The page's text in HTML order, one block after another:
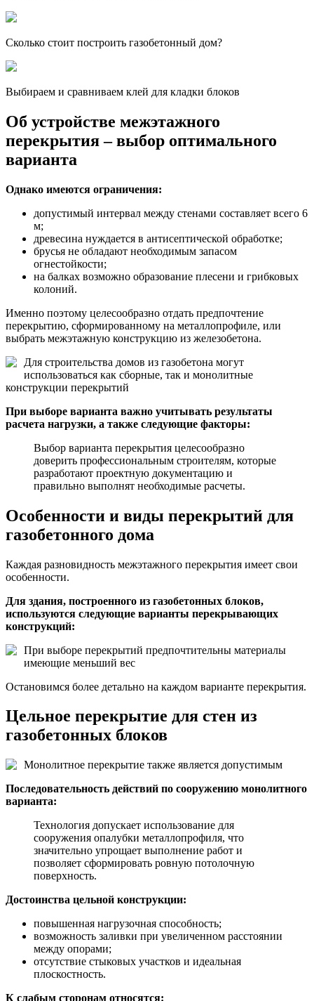
Сколько стоит построить газобетонный дом?
Выбираем и сравниваем клей для кладки блоков
Об устройстве межэтажного
перекрытия – выбор оптимального
варианта
Однако имеются ограничения:
допустимый интервал между стенами составляет всего 6
м;
древесина нуждается в антисептической обработке;
брусья не обладают необходимым запасом
огнестойкости;
на балках возможно образование плесени и грибковых
колоний.
Именно поэтому целесообразно отдать предпочтение
перекрытию, сформированному на металлопрофиле, или
выбрать межэтажную конструкцию из железобетона.
Для строительства домов из газобетона могут
использоваться как сборные, так и монолитные
конструкции перекрытий
При выборе варианта важно учитывать результаты
расчета нагрузки, а также следующие факторы:
Выбор варианта перекрытия целесообразно
доверить профессиональным строителям, которые
разработают проектную документацию и
правильно выполнят необходимые расчеты.
Особенности и виды перекрытий для
газобетонного дома
Каждая разновидность межэтажного перекрытия имеет свои
особенности.
Для здания, построенного из газобетонных блоков,
используются следующие варианты перекрывающих
конструкций:
При выборе перекрытий предпочтительны материалы
имеющие меньший вес
Остановимся более детально на каждом варианте перекрытия.
Цельное перекрытие для стен из
газобетонных блоков
Монолитное перекрытие также является допустимым
Последовательность действий по сооружению монолитного
варианта:
Технология допускает использование для
сооружения опалубки металлопрофиля, что
значительно упрощает выполнение работ и
позволяет сформировать ровную потолочную
поверхность.
Достоинства цельной конструкции:
повышенная нагрузочная способность;
возможность заливки при увеличенном расстоянии
между опорами;
отсутствие стыковых участков и идеальная
плоскостность.
К слабым сторонам относятся: